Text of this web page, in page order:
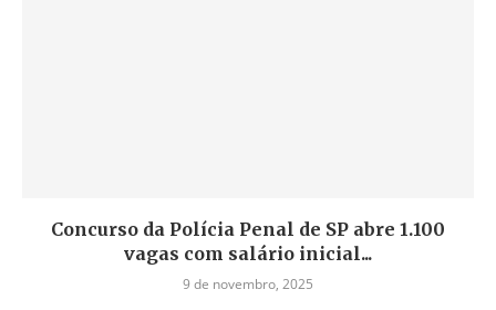
Concurso da Polícia Penal de SP abre 1.100
vagas com salário inicial...
9 de novembro, 2025